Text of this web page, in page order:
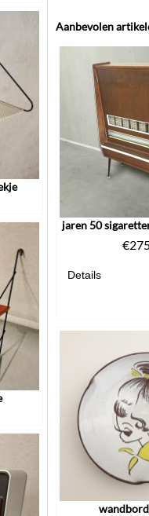
Aanbevolen
€
Details